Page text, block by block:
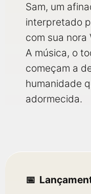
Sam, um
interpretado
com sua nora
A música, o
começam a
humanidade
adormecida.